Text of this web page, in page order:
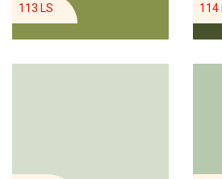
113 LS 114